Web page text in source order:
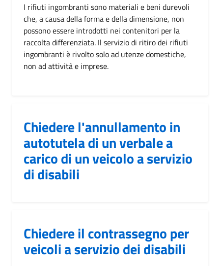
I rifiuti ingombranti sono materiali e beni durevoli
che, a causa della forma e della dimensione, non
possono essere introdotti nei contenitori per la
raccolta differenziata. Il servizio di ritiro dei rifiuti
ingombranti è rivolto solo ad utenze domestiche,
non ad attività e imprese.
Chiedere l'annullamento in
autotutela di un verbale a
carico di un veicolo a servizio
di disabili
Chiedere il contrassegno per
veicoli a servizio dei disabili